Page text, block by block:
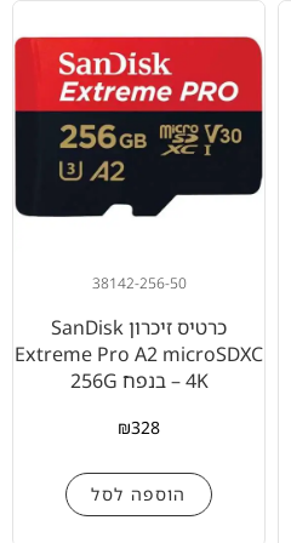
38142-256-50
כרטיס זיכרון SanDisk
Extreme Pro A2 microSDXC
4K – בנפח 256G
₪328
הוספה לסל